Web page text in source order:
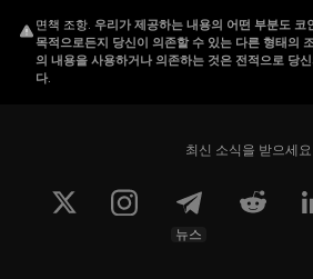
면책 조항. 우리가 제공하는 내용의 어떤 부분도
목적으로든지 당신이 의존할 수 있는 다른 형태의
의 내용을 사용하거나 의존하는 것은 전적으로 당
다.
최신 소식을 받으세요
뉴스